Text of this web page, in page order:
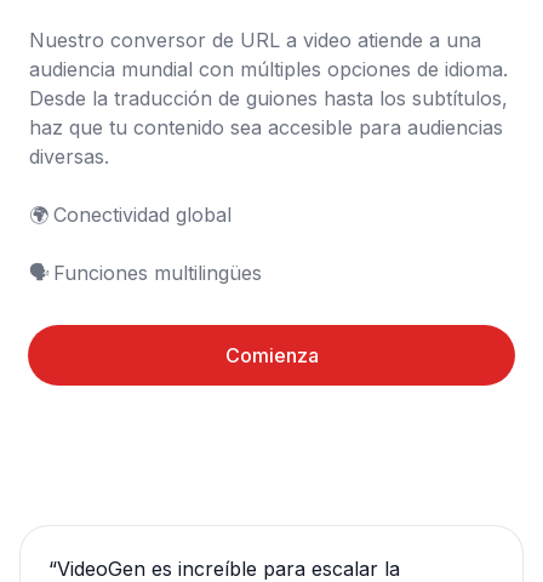
Nuestro conversor de URL a video atiende a una
audiencia mundial con múltiples opciones de idioma.
Desde la traducción de guiones hasta los subtítulos,
haz que tu contenido sea accesible para audiencias
diversas.
🌍	Conectividad global
🗣️	Funciones multilingües
Comienza
“VideoGen es increíble para escalar la